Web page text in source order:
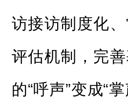
访接访制度化
评估机制，完
的“呼声”变成“